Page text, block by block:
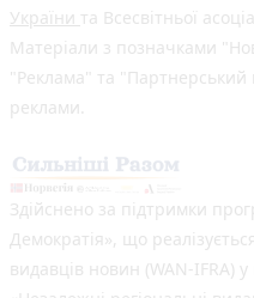
України та Всесвітньої
Матеріали з позначками
"Реклама" та "Партнерський
реклами.
Здійснено за підтримки
Демократія», що
видавців новин (WAN-IFRA)